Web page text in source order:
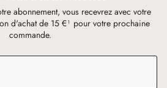
abonnement, vous recevrez avec votre
d'achat de 15 €¹ pour votre prochaine
commande.